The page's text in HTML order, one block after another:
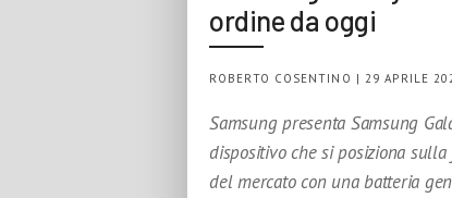
ordine da oggi
ROBERTO COSENTINO | 29 APRILE
Samsung presenta Samsung
dispositivo che si posiziona sulla
del mercato con una batteria